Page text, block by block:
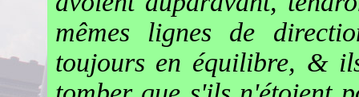
mêmes lignes de
toujours en équilibre, &